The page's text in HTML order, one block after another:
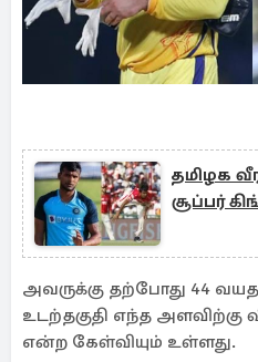
தமிழக
சூப்பர்
அவருக்கு தற்போது 44
உடற்தகுதி எந்த அளவிற்கு
என்ற கேள்வியும் உள்ளது.